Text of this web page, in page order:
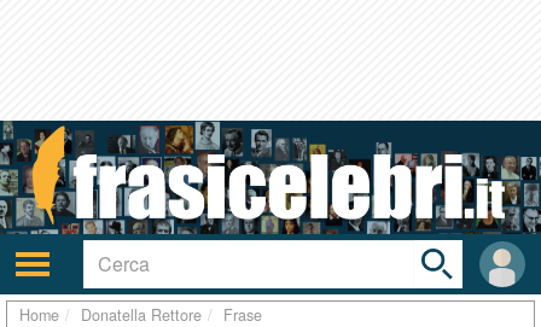
Attiva/disattiva
navigazione
User
area
Toggle
search
bar
Home Donatella Rettore Frase